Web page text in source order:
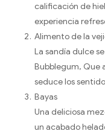
calificación de
experiencia
Alimento de la
La sandía dulce
Bubblegum, Que
seduce los
Bayas
Una deliciosa
un acabado